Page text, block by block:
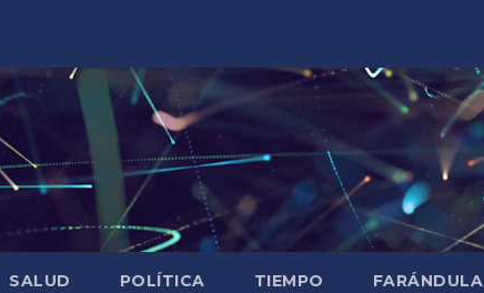
SALUD POLÍTICA TIEMPO FARÁNDULA